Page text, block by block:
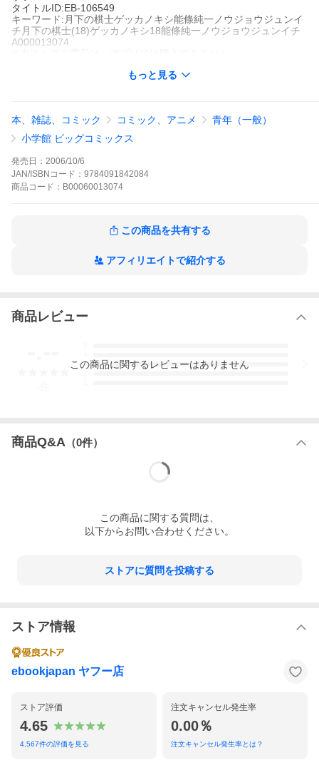
タイトルID:EB-106549
キーワード:月下の棋士ゲッカノキシ能條純一ノウジョウジュンイ
チ月下の棋士(18)ゲッカノキシ18能條純一ノウジョウジュンイチ
A000013074
た。虎丸は対局中にかつての名人・大原を破った時の話を将介に
聞かせ、その時に用いた中飛車という戦法を再び見せる。虎丸の
対局中、虎丸の前妻である竹千代の入院先を訪れた竹子は、母あ
てにしたためられた一通の手紙を手にする。そこには、虎丸から
竹千代へのメッセージが込められていた。
月下の棋士の作品をもっと見る
もっと見る
本、雑誌、コミック コミック、アニメ
青年（一般）
小学館 ビッグコミックス
発売日： 2006/10/6
JAN/ISBNコード： 9784091842084
商品 コード： B00060013074
この商品を共有する
アフィリエイトで紹介する
商品レビュー
3
この商品に関するレビューはありません
商品Q&A （0件）
この商品に関する質問は、
以下からお問い合わせください。
ストアに質問を投稿する
ストア情報
ebookjapan ヤフー店
ストア評価
4.65
4,567件の評価を見る
注文キャンセル発生率
0.00％
注文キャンセル発生率とは？